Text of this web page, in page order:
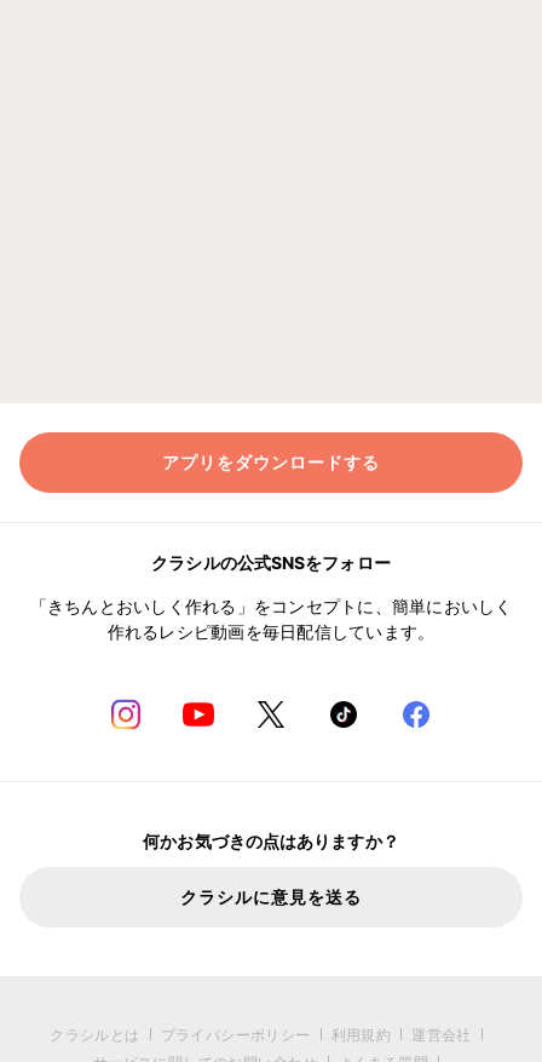
アプリをダウンロードする
クラシルの公式SNSをフォロー
「きちんとおいしく作れる」をコンセプトに、簡単においしく
作れるレシピ動画を毎日配信しています。
何かお気づきの点はありますか？
クラシルに意見を送る
クラシルとは プライバシーポリシー 利用規約
運営会社